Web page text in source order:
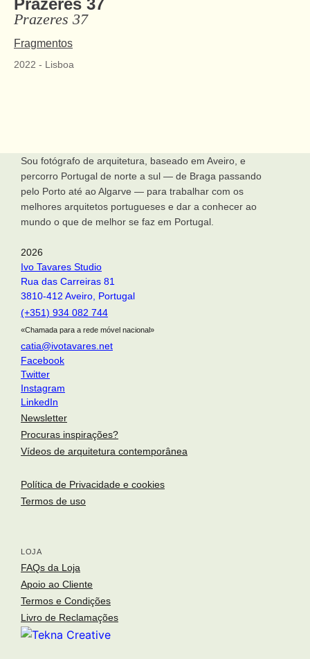
o fotógrafo
arquitetos
arquivo fotográfico
Prazeres 37
Fragmentos
2022 - Lisboa
Sou fotógrafo de arquitetura, baseado em Aveiro, e
percorro Portugal de norte a sul — de Braga passando
pelo Porto até ao Algarve — para trabalhar com os
melhores arquitetos portugueses e dar a conhecer ao
mundo o que de melhor se faz em Portugal.
2026
Ivo Tavares Studio
Rua das Carreiras 81
3810-412 Aveiro, Portugal
(+351) 934 082 744
«Chamada para a rede móvel nacional»
catia@ivotavares.net
Facebook
Twitter
Instagram
LinkedIn
Newsletter
Procuras inspirações?
Vídeos de arquitetura contemporânea
Política de Privacidade e cookies
Termos de uso
LOJA
FAQs da Loja
Apoio ao Cliente
Termos e Condições
Livro de Reclamações